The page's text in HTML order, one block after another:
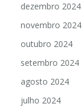
dezembro 2024
novembro 2024
outubro 2024
setembro 2024
agosto 2024
julho 2024